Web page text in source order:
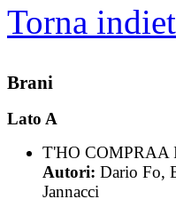
Torna
Brani
Lato A
T'HO
Autori: Dario Fo,
Jannacci